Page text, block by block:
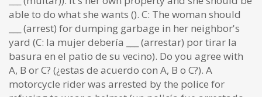
able to do what she wants (). C: The woman should
___ (arrest) for dumping garbage in her neighbor's
yard (C: la mujer debería ___ (arrestar) por tirar la
basura en el patio de su vecino). Do you agree with
A, B or C? (¿estas de acuerdo con A, B o C?). A
motorcycle rider was arrested by the police for